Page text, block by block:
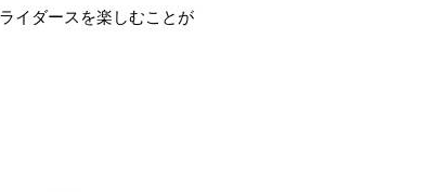
イダースを楽しむことが